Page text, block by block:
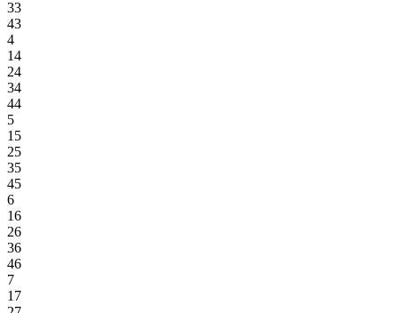
33
43
4
14
24
34
44
5
15
25
35
45
6
16
26
36
46
7
17